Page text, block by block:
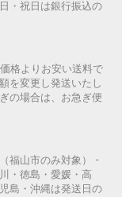
・祝日は銀行振込の
格よりお安い送料で
を変更し発送いたし
の場合は、お急ぎ便
福山市のみ対象）・
・徳島・愛媛・高
島・沖縄は発送日の